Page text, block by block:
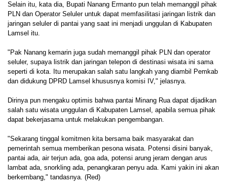
Selain itu, kata dia, Bupati Nanang Ermanto pun telah memanggil pihak
PLN dan Operator Seluler untuk dapat memfasilitasi jaringan listrik dan
jaringan seluler di pantai yang saat ini menjadi unggulan di Kabupaten
Lamsel itu.
"Pak Nanang kemarin juga sudah memanggil pihak PLN dan operator
seluler, supaya listrik dan jaringan telepon di destinasi wisata ini sama
seperti di kota. Itu merupakan salah satu langkah yang diambil Pemkab
dan didukung DPRD Lamsel khususnya komisi IV," jelasnya.
Dirinya pun mengaku optimis bahwa pantai Minang Rua dapat dijadikan
salah satu wisata unggulan di Kabupaten Lamsel, apabila semua pihak
dapat bekerjasama untuk melakukan pengembangan.
"Sekarang tinggal komitmen kita bersama baik masyarakat dan
pemerintah semua memberikan pesona wisata. Potensi disini banyak,
pantai ada, air terjun ada, goa ada, potensi arung jeram dengan arus
lambat ada, snorkling ada, penangkaran penyu ada. Kami yakin ini akan
berkembang," tandasnya. (Red)